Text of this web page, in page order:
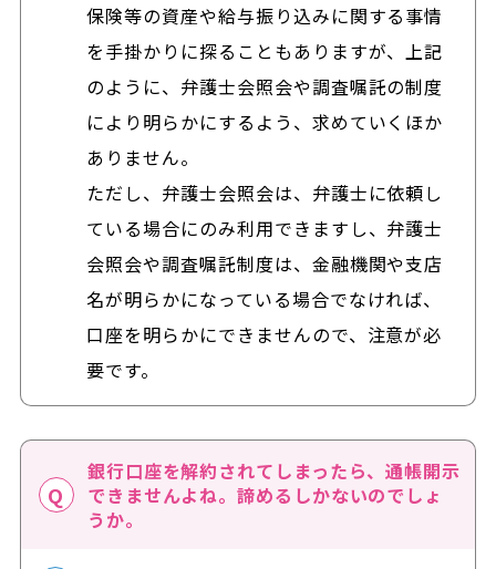
保険等の資産や給与振り込みに関する事情
を手掛かりに探ることもありますが、上記
のように、弁護士会照会や調査嘱託の制度
により明らかにするよう、求めていくほか
ありません。
ただし、弁護士会照会は、弁護士に依頼し
ている場合にのみ利用できますし、弁護士
会照会や調査嘱託制度は、金融機関や支店
名が明らかになっている場合でなければ、
口座を明らかにできませんので、注意が必
要です。
銀行口座を解約されてしまったら、通帳開示
できませんよね。諦めるしかないのでしょ
うか。